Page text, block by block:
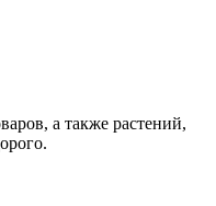
а также растений,